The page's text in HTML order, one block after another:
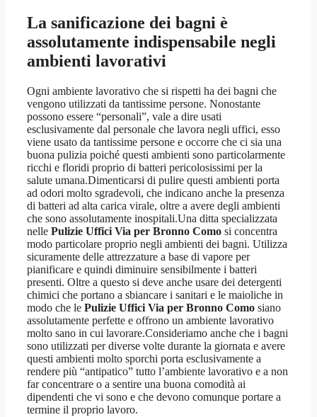
La sanificazione dei bagni è
assolutamente indispensabile negli
ambienti lavorativi
Ogni ambiente lavorativo che si rispetti ha dei bagni che
vengono utilizzati da tantissime persone. Nonostante
possono essere “personali”, vale a dire usati
esclusivamente dal personale che lavora negli uffici, esso
viene usato da tantissime persone e occorre che ci sia una
buona pulizia poiché questi ambienti sono particolarmente
ricchi e floridi proprio di batteri pericolosissimi per la
salute umana.Dimenticarsi di pulire questi ambienti porta
ad odori molto sgradevoli, che indicano anche la presenza
di batteri ad alta carica virale, oltre a avere degli ambienti
che sono assolutamente inospitali.Una ditta specializzata
nelle Pulizie Uffici Via per Bronno Como si concentra
modo particolare proprio negli ambienti dei bagni. Utilizza
sicuramente delle attrezzature a base di vapore per
pianificare e quindi diminuire sensibilmente i batteri
presenti. Oltre a questo si deve anche usare dei detergenti
chimici che portano a sbiancare i sanitari e le maioliche in
modo che le Pulizie Uffici Via per Bronno Como siano
assolutamente perfette e offrono un ambiente lavorativo
molto sano in cui lavorare.Consideriamo anche che i bagni
sono utilizzati per diverse volte durante la giornata e avere
questi ambienti molto sporchi porta esclusivamente a
rendere più “antipatico” tutto l’ambiente lavorativo e a non
far concentrare o a sentire una buona comodità ai
dipendenti che vi sono e che devono comunque portare a
termine il proprio lavoro.